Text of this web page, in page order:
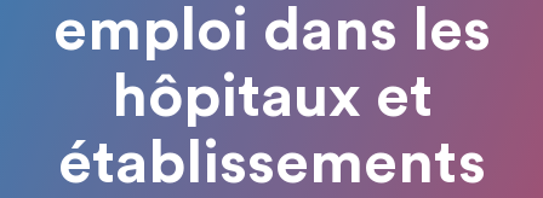
emploi dans les
hôpitaux et
établissements